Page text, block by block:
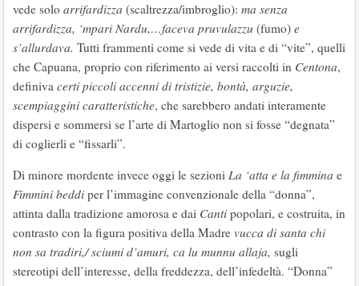
vede solo arrifardizza (scaltrezza/imbroglio): ma senza
arrifardizza, ‘mpari Nardu,…faceva pruvulazzu (fumo) e
s’allurdava. Tutti frammenti come si vede di vita e di “vite”, quelli
che Capuana, proprio con riferimento ai versi raccolti in Centona,
definiva certi piccoli accenni di tristizie, bontà, arguzie,
scempiaggini caratteristiche, che sarebbero andati interamente
dispersi e sommersi se l’arte di Martoglio non si fosse “degnata”
di coglierli e “fissarli”.
Di minore mordente invece oggi le sezioni La ‘atta e la fimmina e
Fimmini beddi per l’immagine convenzionale della “donna”,
attinta dalla tradizione amorosa e dai Canti popolari, e costruita, in
contrasto con la figura positiva della Madre vucca di santa chi
non sa tradiri,/ sciumi d’amuri, ca lu munnu allaja, sugli
stereotipi dell’interesse, della freddezza, dell’infedeltà. “Donna”